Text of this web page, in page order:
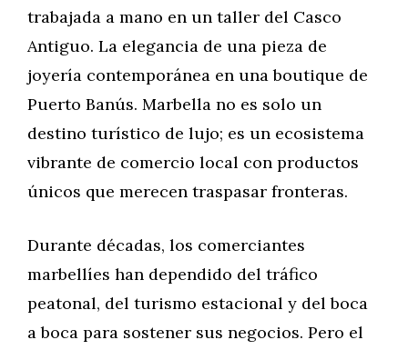
trabajada a mano en un taller del Casco
Antiguo. La elegancia de una pieza de
joyería contemporánea en una boutique de
Puerto Banús. Marbella no es solo un
destino turístico de lujo; es un ecosistema
vibrante de comercio local con productos
únicos que merecen traspasar fronteras.
Durante décadas, los comerciantes
marbellíes han dependido del tráfico
peatonal, del turismo estacional y del boca
a boca para sostener sus negocios. Pero el